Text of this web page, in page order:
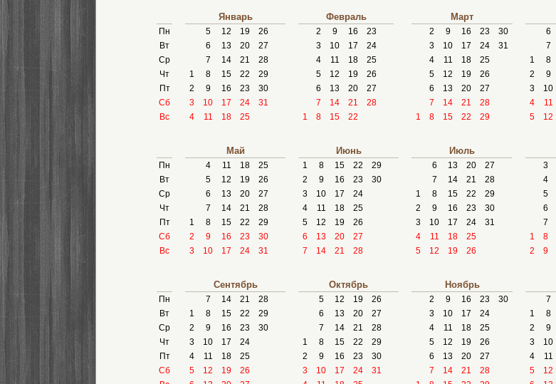
Пн
Вт
Ср
Чт
Пт
Сб
Вс
Январь
5 12 19
26
6
13 20
27
7
14 21
28
1
8 15 22
29
2
9 16 23
30
3
10 17 24
31
4
11 18 25
Февраль
2 9 16
23
3
10 17
24
4
11 18
25
5
12 19
26
6
13 20
27
7
14 21
28
1
8 15 22
Март
2 9 16 23
30
3
10 17 24
31
4
11 18
25
5
12 19
26
6
13 20
27
7
14 21
28
1
8 15 22 29
6
7
1
8
2
9
3
10
4
11
5
12
Пн
Вт
Ср
Чт
Пт
Сб
Вс
Май
4 11 18
25
5
12 19
26
6
13 20
27
7
14 21
28
1
8 15 22
29
2
9 16 23
30
3
10 17 24 31
Июнь
1 8 15 22
29
2
9 16 23
30
3
10 17
24
4
11 18
25
5
12 19
26
6
13 20
27
7
14 21 28
Июль
6 13 20
27
7
14 21
28
1
8 15 22
29
2
9 16 23
30
3
10 17 24
31
4
11 18
25
5
12 19 26
3
4
5
6
7
1
8
2
9
Пн
Вт
Ср
Чт
Пт
Сб
Сентябрь
7 14 21
28
1
8 15 22
29
2
9 16 23
30
3
10 17
24
4
11 18
25
5
12 19
26
Октябрь
5 12 19
26
6
13 20
27
7
14 21
28
1
8 15 22
29
2
9 16 23
30
3
10 17 24
31
Ноябрь
2 9 16 23
30
3
10 17
24
4
11 18
25
5
12 19
26
6
13 20
27
7
14 21
28
7
1
8
2
9
3
10
4
11
5
12